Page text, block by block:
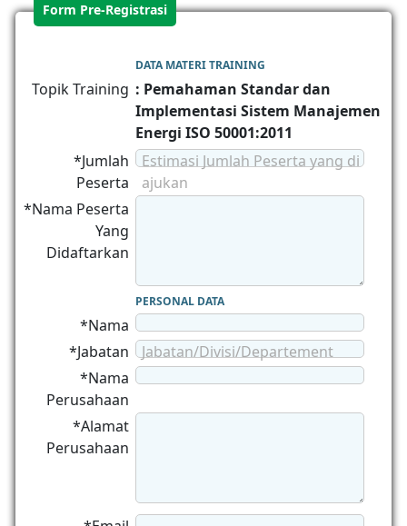
Form Pre-Registrasi
DATA MATERI TRAINING
Topik Training : Pemahaman Standar dan
Implementasi Sistem Manajemen
Energi ISO 50001:2011
*Jumlah
Peserta
Estimasi Jumlah Peserta yang di
ajukan
*Nama Peserta
Yang
Didaftarkan
PERSONAL DATA
*Nama
*Jabatan
Jabatan/Divisi/Departement
*Nama
Perusahaan
*Alamat
Perusahaan